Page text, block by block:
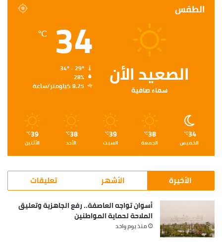
الطقس
الصعيد الأن
سماء صافية
34
℃
28%
8.25 كيلومتر/ساعة
34
℃
الخميس
38
℃
الجمعة
39
℃
السبت
38
℃
الأحد
39
℃
الأثنين
الأخيرة الأشهر تعليقات
أسوان تواجه العاصفة.. رفع الجاهزية وتعليق
الملاحة لحماية المواطنين
منذ يوم واحد